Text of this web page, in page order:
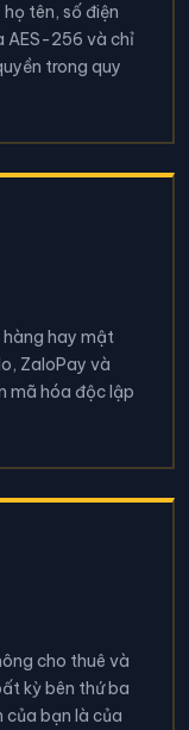
tên, số điện
AES-256 và chỉ
trong quy
hay mật
ZaloPay và
mã hóa độc lập
cho thuê và
kỳ bên thứ ba
của bạn là của